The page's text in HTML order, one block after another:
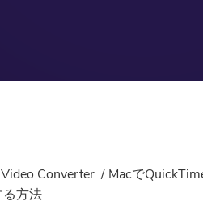
Hot
Video Converter
Macで
る方法